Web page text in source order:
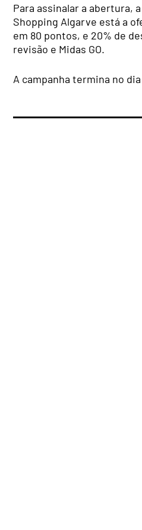
Para assinalar a abertura,
Shopping Algarve está a
em 80 pontos, e 20% de
revisão e Midas GO.
A campanha termina no